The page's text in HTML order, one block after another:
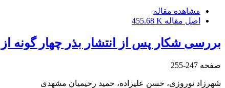
مشاهده مقاله
اصل مقاله 455.68 K
بررسی شکار پس از انتشار بذر چهار گونه
صفحه 247-255
شهرزاد نوروزی، حسن علیزاده، حمید رحیمیان مشهدی